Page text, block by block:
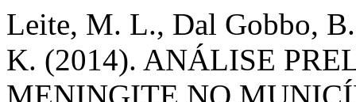
Leite, M. L., Dal Gobbo,
K. (2014). ANÁLISE